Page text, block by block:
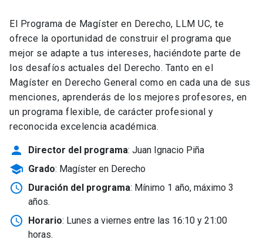
El Programa de Magíster en Derecho, LLM UC, te
ofrece la oportunidad de construir el programa que
mejor se adapte a tus intereses, haciéndote parte de
los desafíos actuales del Derecho. Tanto en el
Magíster en Derecho General como en cada una de sus
menciones, aprenderás de los mejores profesores, en
un programa flexible, de carácter profesional y
reconocida excelencia académica.
person Director del programa: Juan Ignacio Piña
school Grado: Magíster en Derecho
schedule Duración del programa: Mínimo 1 año, máximo 3
años.
schedule Horario: Lunes a viernes entre las 16:10 y 21:00
horas.